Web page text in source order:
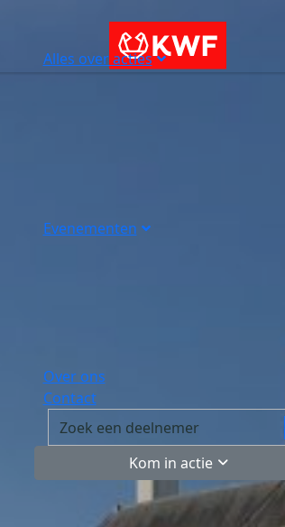
Alles over acties
Evenementen
Over ons
Contact
Kom in actie